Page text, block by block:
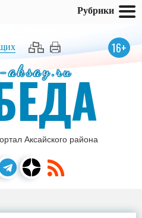
16+
aksay.ru
Аксайского района
Рубрики